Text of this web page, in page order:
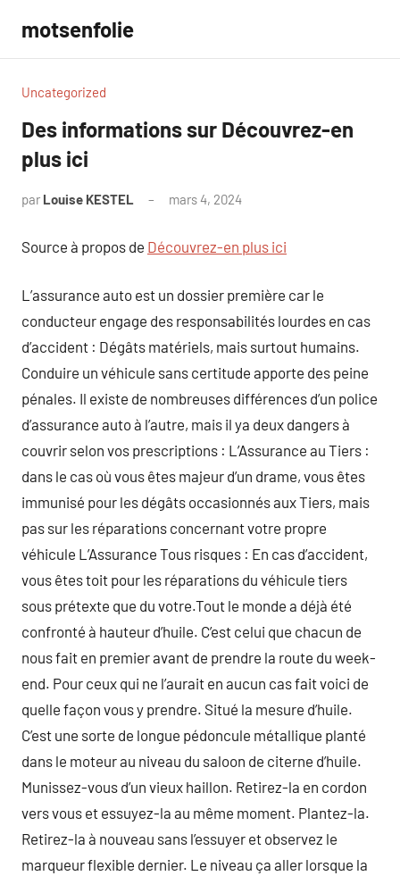
contenu
motsenfolie
Uncategorized
Des informations sur Découvrez-en
plus ici
par Louise KESTEL mars 4, 2024
Source à propos de Découvrez-en plus ici
L’assurance auto est un dossier première car le
conducteur engage des responsabilités lourdes en cas
d’accident : Dégâts matériels, mais surtout humains.
Conduire un véhicule sans certitude apporte des peine
pénales. Il existe de nombreuses différences d’un police
d’assurance auto à l’autre, mais il ya deux dangers à
couvrir selon vos prescriptions : L’Assurance au Tiers :
dans le cas où vous êtes majeur d’un drame, vous êtes
immunisé pour les dégâts occasionnés aux Tiers, mais
pas sur les réparations concernant votre propre
véhicule L’Assurance Tous risques : En cas d’accident,
vous êtes toit pour les réparations du véhicule tiers
sous prétexte que du votre.Tout le monde a déjà été
confronté à hauteur d’huile. C’est celui que chacun de
nous fait en premier avant de prendre la route du week-
end. Pour ceux qui ne l’aurait en aucun cas fait voici de
quelle façon vous y prendre. Situé la mesure d’huile.
C’est une sorte de longue pédoncule métallique planté
dans le moteur au niveau du saloon de citerne d’huile.
Munissez-vous d’un vieux haillon. Retirez-la en cordon
vers vous et essuyez-la au même moment. Plantez-la.
Retirez-la à nouveau sans l’essuyer et observez le
marqueur flexible dernier. Le niveau ça aller lorsque la